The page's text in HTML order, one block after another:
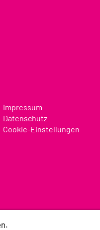
Impressum
Datenschutz
Cookie-Einstellungen